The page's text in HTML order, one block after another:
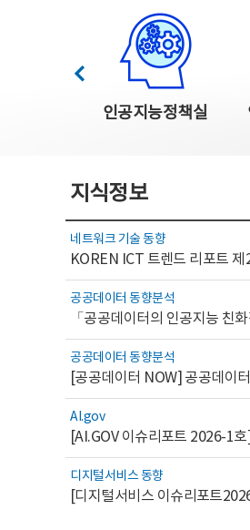
인공지능정책실
이전
지식정보
네트워크 기술 동향
KOREN ICT 트렌드 리포트 제
공공데이터 동향분석
「공공데이터의 인공지능 친
공공데이터 동향분석
[공공데이터 NOW] 공공데이
AI.gov
디지털서비스 동향